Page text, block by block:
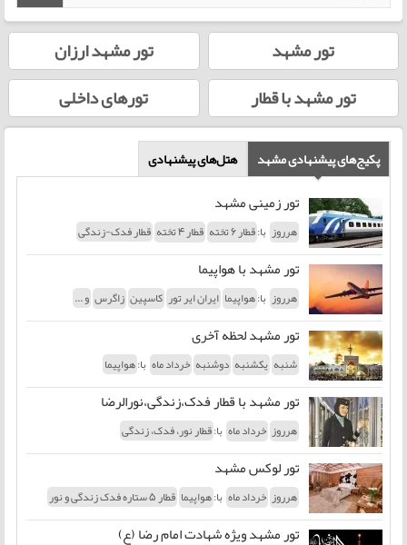
تور مشهد
تور مشهد ارزان
تور مشهد با قطار
تورهای داخلی
پکیج‌های پیشنهادی مشهد هتل‌های پیشنهادی
تور زمینی مشهد
هرروز با:قطار 6 تخته قطار 4 تخته قطار فدک-زندگی
تور مشهد با هواپیما
هرروز با:هواپیما ایران ایر تور کاسپین زاگرس و ...
تور مشهد لحظه آخری
شنبه یکشنبه دوشنبه خرداد ماه با:هواپیما
تور مشهد با قطار فدک،زندگی،نورالرضا
هرروز خرداد ماه با:قطار نور، فدک، زندگی
تور لوکس مشهد
هرروز خرداد ماه با:هواپیما قطار 5 ستاره فدک زندگی و نور
تور مشهد ویژه شهادت امام رضا (ع)